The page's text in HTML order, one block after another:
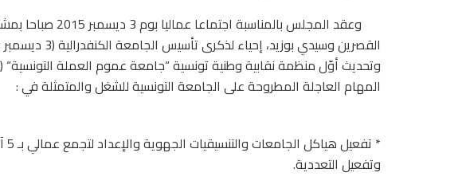
وعقد المجلس
المهام العاجلة المطروحة على الجامعة التونسية للشغل والمتمثلة في :
*
وتفعيل التعددية.